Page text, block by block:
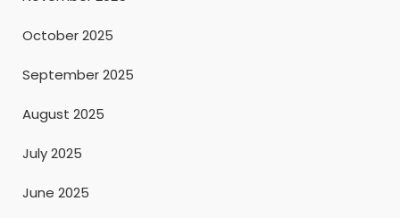
October 2025
September 2025
August 2025
July 2025
June 2025